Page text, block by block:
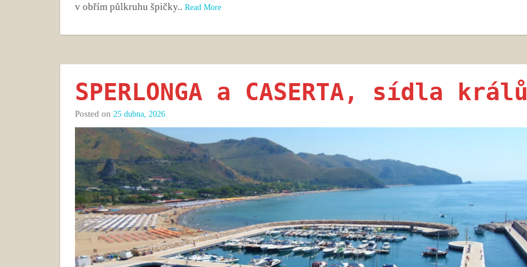
v obřím půlkruhu špičky.. Read More
SPERLONGA a CASERTA, sídla králů
Posted on 25 dubna, 2026